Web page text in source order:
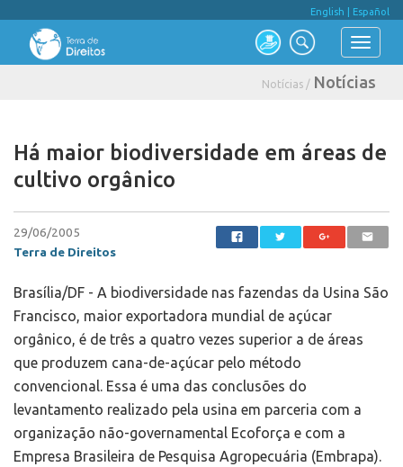
English Español
Notícias / Notícias
Há maior biodiversidade em áreas de
cultivo orgânico
29/06/2005
Terra de Direitos
Brasília/DF - A biodiversidade nas fazendas da Usina São
Francisco, maior exportadora mundial de açúcar
orgânico, é de três a quatro vezes superior a de áreas
que produzem cana-de-açúcar pelo método
convencional. Essa é uma das conclusões do
levantamento realizado pela usina em parceria com a
organização não-governamental Ecoforça e com a
Empresa Brasileira de Pesquisa Agropecuária (Embrapa).